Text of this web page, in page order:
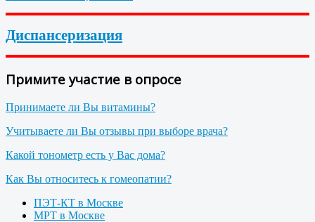
Диспансеризация
Примите участие в опросе
Принимаете ли Вы витамины?
Учитываете ли Вы отзывы при выборе врача?
Какой тонометр есть у Вас дома?
Как Вы относитесь к гомеопатии?
ПЭТ-КТ в Москве
МРТ в Москве